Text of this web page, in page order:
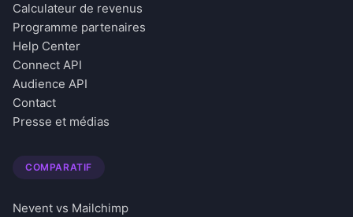
Calculateur de revenus
Programme partenaires
Help Center
Connect API
Audience API
Contact
Presse et médias
COMPARATIF
Nevent vs Mailchimp